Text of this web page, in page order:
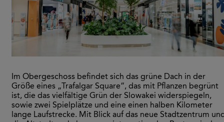
Im Obergeschoss befindet sich das grüne Dach in der
Größe eines „Trafalgar Square“, das mit Pflanzen begrünt
ist, die das vielfältige Grün der Slowakei widerspiegeln,
sowie zwei Spielplätze und eine einen halben Kilometer
lange Laufstrecke. Mit Blick auf das neue Stadtzentrum